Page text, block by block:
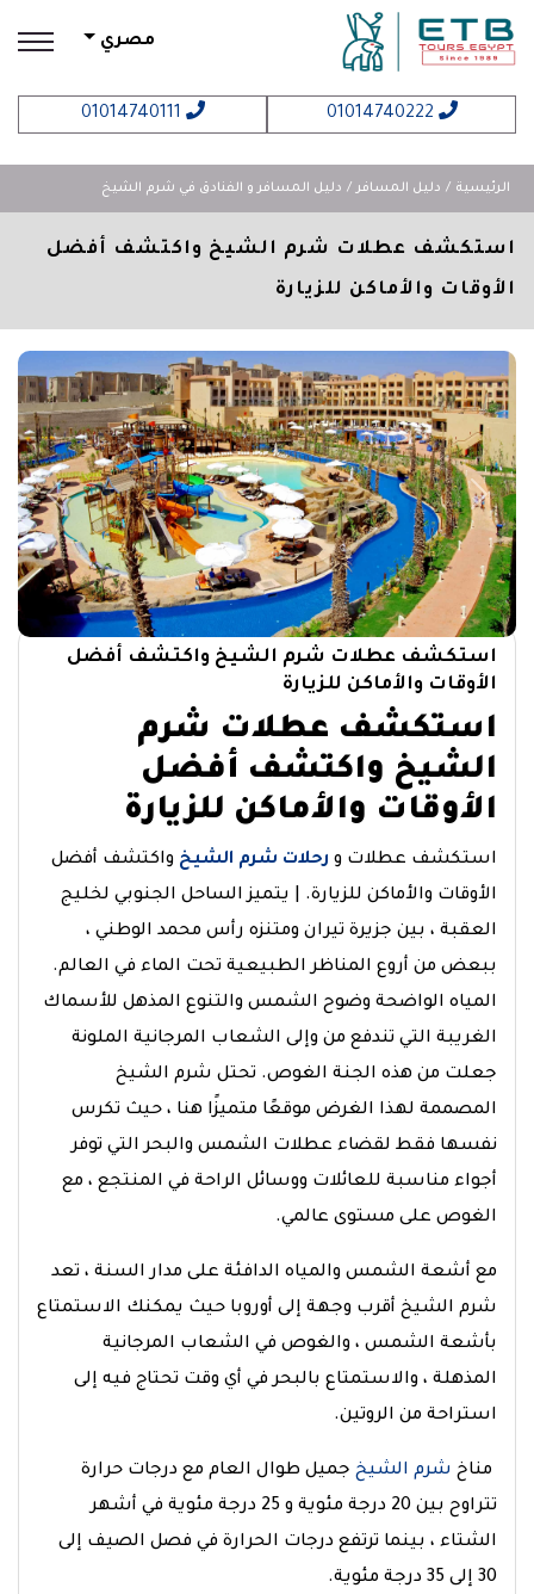
مصري
الرئيسية دليل المسافر دليل المسافر و الفنادق في شرم الشيخ
استكشف عطلات شرم الشيخ واكتشف أفضل
الأوقات والأماكن للزيارة
Next
استكشف عطلات شرم الشيخ واكتشف أفضل
الأوقات والأماكن للزيارة
استكشف عطلات شرم
الشيخ واكتشف أفضل
الأوقات والأماكن للزيارة
استكشف عطلات و رحلات شرم الشيخ واكتشف أفضل
الأوقات والأماكن للزيارة. | يتميز الساحل الجنوبي لخليج
العقبة ، بين جزيرة تيران ومتنزه رأس محمد الوطني ،
ببعض من أروع المناظر الطبيعية تحت الماء في العالم.
المياه الواضحة وضوح الشمس والتنوع المذهل للأسماك
الغريبة التي تندفع من وإلى الشعاب المرجانية الملونة
جعلت من هذه الجنة الغوص. تحتل شرم الشيخ
المصممة لهذا الغرض موقعًا متميزًا هنا ، حيث تكرس
نفسها فقط لقضاء عطلات الشمس والبحر التي توفر
أجواء مناسبة للعائلات ووسائل الراحة في المنتجع ، مع
الغوص على مستوى عالمي.
مع أشعة الشمس والمياه الدافئة على مدار السنة ، تعد
شرم الشيخ أقرب وجهة إلى أوروبا حيث يمكنك الاستمتاع
بأشعة الشمس ، والغوص في الشعاب المرجانية
المذهلة ، والاستمتاع بالبحر في أي وقت تحتاج فيه إلى
استراحة من الروتين.
مناخ شرم الشيخ جميل طوال العام مع درجات حرارة
تتراوح بين 20 درجة مئوية و 25 درجة مئوية في أشهر
الشتاء ، بينما ترتفع درجات الحرارة في فصل الصيف إلى
30 إلى 35 درجة مئوية.